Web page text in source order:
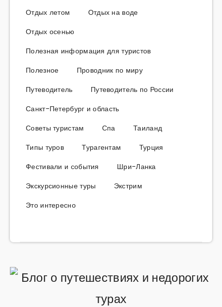
Отдых летом
Отдых на воде
Отдых осенью
Полезная информация для туристов
Полезное
Проводник по миру
Путеводитель
Путеводитель по России
Санкт-Петербург и область
Советы туристам
Спа
Таиланд
Типы туров
Турагентам
Турция
Фестивали и события
Шри-Ланка
Экскурсионные туры
Экстрим
Это интересно